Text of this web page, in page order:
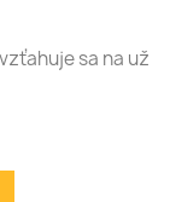
sa na už